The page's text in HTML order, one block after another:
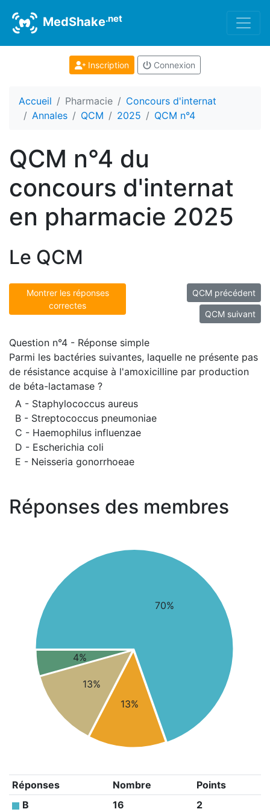
MedShake.net
Inscription Connexion
Accueil Pharmacie
Concours d'internat
Annales
QCM 2025 QCM n°4
QCM n°4 du
concours d'internat
en pharmacie 2025
Le QCM
Montrer les réponses
correctes
QCM précédent
QCM suivant
Question n°4 - Réponse simple
Parmi les bactéries suivantes, laquelle ne présente pas
de résistance acquise à l'amoxicilline par production
de béta-lactamase ?
A - Staphylococcus aureus
B - Streptococcus pneumoniae
C - Haemophilus influenzae
D - Escherichia coli
E - Neisseria gonorrhoeae
Réponses des membres
70%
13%
13%
4%
Réponses Nombre
Points
B
16 2